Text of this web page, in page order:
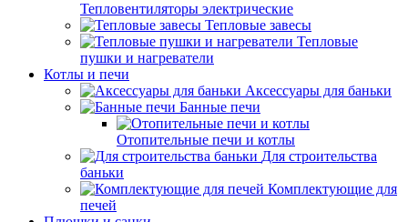
Тепловентиляторы электрические
Тепловые завесы
Тепловые
пушки и нагреватели
Котлы и печи
Аксессуары для баньки
Банные печи
Отопительные печи и котлы
Для строительства
баньки
Комплектующие для
печей